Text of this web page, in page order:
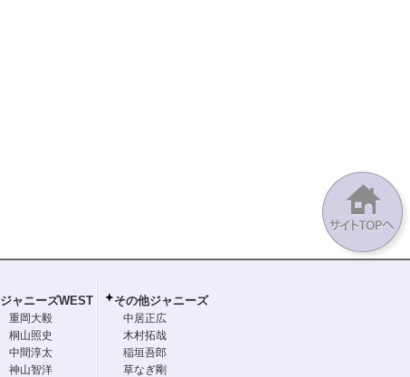
ジャニーズWEST
重岡大毅
桐山照史
中間淳太
神山智洋
その他ジャニーズ
中居正広
木村拓哉
稲垣吾郎
草なぎ剛